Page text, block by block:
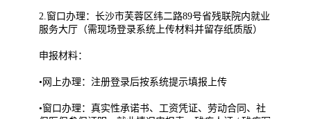
2.窗口办理：长沙市芙蓉区纬二路89号省残联院内就业
服务大厅（需现场登录系统上传材料并留存纸质版）
申报材料：
•网上办理：注册登录后按系统提示填报上传
•窗口办理：真实性承诺书、工资凭证、劳动合同、社